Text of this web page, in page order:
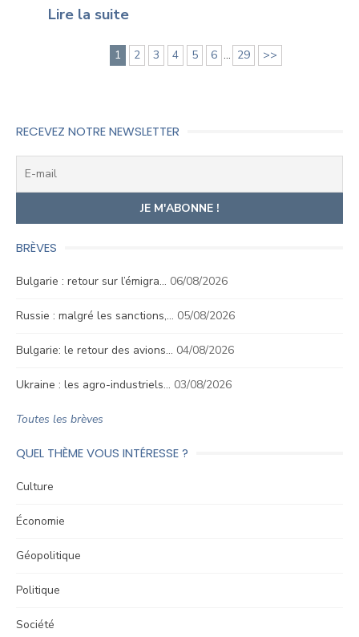
Lire la suite
1 2 3 4 5 6 ... 29 >>
RECEVEZ NOTRE NEWSLETTER
BRÈVES
Bulgarie : retour sur l’émigra… 06/08/2026
Russie : malgré les sanctions,… 05/08/2026
Bulgarie: le retour des avions… 04/08/2026
Ukraine : les agro-industriels… 03/08/2026
Toutes les brèves
QUEL THÈME VOUS INTÉRESSE ?
Culture
Économie
Géopolitique
Politique
Société